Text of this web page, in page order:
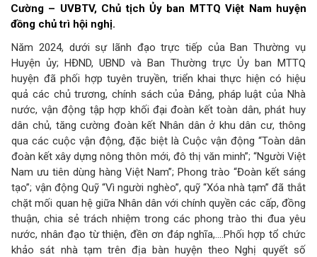
Cường – UVBTV, Chủ tịch Ủy ban MTTQ Việt Nam huyện
đồng chủ trì hội nghị.
Năm 2024, dưới sự lãnh đạo trực tiếp của Ban Thường vụ
Huyện ủy; HĐND, UBND và Ban Thường trực Ủy ban MTTQ
huyện đã phối hợp tuyên truyền, triển khai thực hiện có hiệu
quả các chủ trương, chính sách của Đảng, pháp luật của Nhà
nước, vận động tập hợp khối đại đoàn kết toàn dân, phát huy
dân chủ, tăng cường đoàn kết Nhân dân ở khu dân cư, thông
qua các cuộc vận động, đặc biệt là Cuộc vận động “Toàn dân
đoàn kết xây dựng nông thôn mới, đô thị văn minh”; “Người Việt
Nam ưu tiên dùng hàng Việt Nam”; Phong trào “Đoàn kết sáng
tạo”; vận động Quỹ “Vì người nghèo”, quỹ “Xóa nhà tạm” đã thắt
chặt mối quan hệ giữa Nhân dân với chính quyền các cấp, đồng
thuận, chia sẻ trách nhiệm trong các phong trào thi đua yêu
nước, nhân đạo từ thiện, đền ơn đáp nghĩa,….Phối hợp tổ chức
khảo sát nhà tạm trên địa bàn huyện theo Nghị quyết số